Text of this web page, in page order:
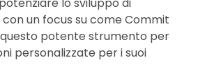
un focus su come Commit
potente strumento per
personalizzate per i suoi